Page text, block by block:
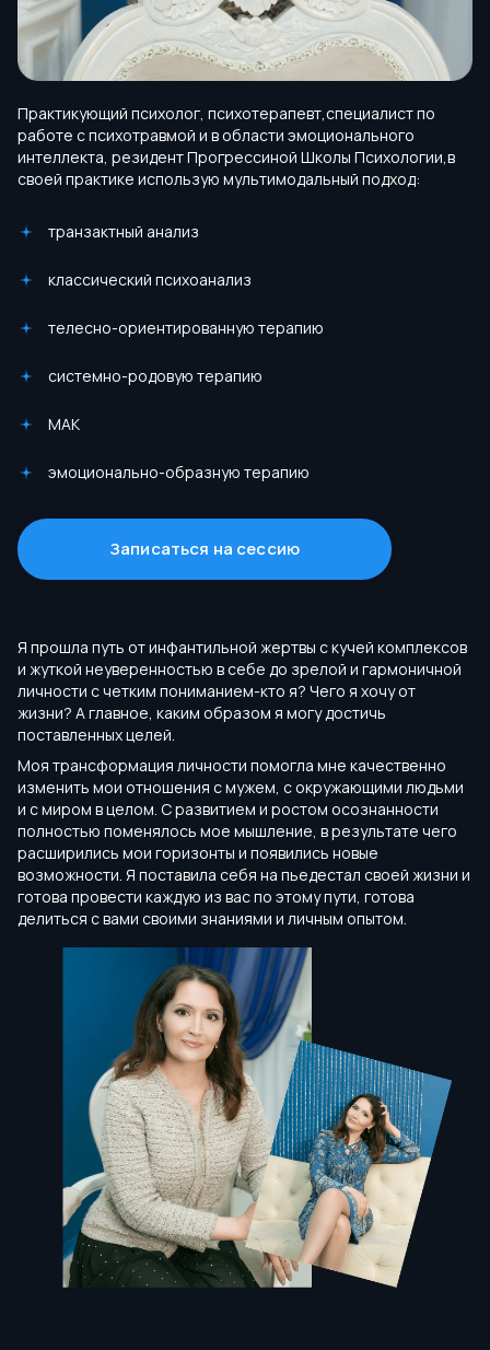
Практикующий психолог, психотерапевт,специалист по
работе с психотравмой и в области эмоционального
интеллекта, резидент Прогрессиной Школы Психологии,в
своей практике использую мультимодальный подход:
транзактный анализ
классический психоанализ
телесно-ориентированную терапию
системно-родовую терапию
МАК
эмоционально-образную терапию
Записаться на сессию
Я прошла путь от инфантильной жертвы с кучей комплексов
и жуткой неуверенностью в себе до зрелой и гармоничной
личности с четким пониманием-кто я? Чего я хочу от
жизни? А главное, каким образом я могу достичь
поставленных целей.
Моя трансформация личности помогла мне качественно
изменить мои отношения с мужем, с окружающими людьми
и с миром в целом. С развитием и ростом осознанности
полностью поменялось мое мышление, в результате чего
расширились мои горизонты и появились новые
возможности. Я поставила себя на пьедестал своей жизни и
готова провести каждую из вас по этому пути, готова
делиться с вами своими знаниями и личным опытом.